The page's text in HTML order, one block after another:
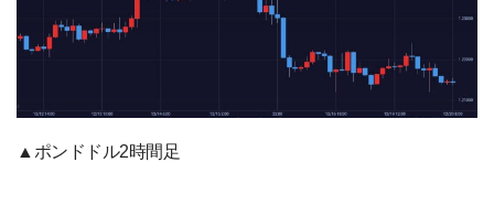
▲ポンドドル2時間足